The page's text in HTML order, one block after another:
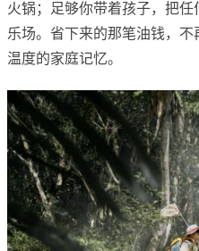
火锅；足够你带着孩子，把
乐场。省下来的那笔油钱，
温度的家庭记忆。